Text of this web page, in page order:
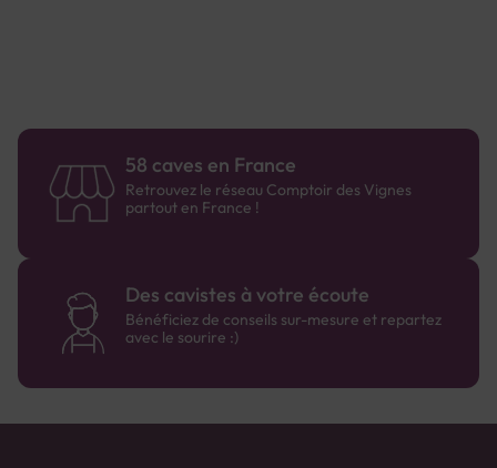
58 caves en France
Retrouvez le réseau Comptoir des Vignes
partout en France !
Des cavistes à votre écoute
Bénéficiez de conseils sur-mesure et repartez
avec le sourire :)